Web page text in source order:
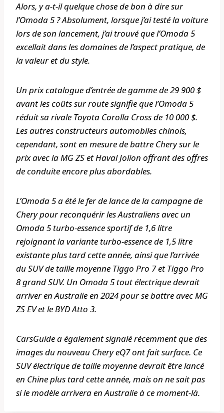
Alors, y a-t-il quelque chose de bon à dire sur
l’Omoda 5 ? Absolument, lorsque j’ai testé la voiture
lors de son lancement, j’ai trouvé que l’Omoda 5
excellait dans les domaines de l’aspect pratique, de
la valeur et du style.
Un prix catalogue d’entrée de gamme de 29 900 $
avant les coûts sur route signifie que l’Omoda 5
réduit sa rivale Toyota Corolla Cross de 10 000 $.
Les autres constructeurs automobiles chinois,
cependant, sont en mesure de battre Chery sur le
prix avec la MG ZS et Haval Jolion offrant des offres
de conduite encore plus abordables.
L’Omoda 5 a été le fer de lance de la campagne de
Chery pour reconquérir les Australiens avec un
Omoda 5 turbo-essence sportif de 1,6 litre
rejoignant la variante turbo-essence de 1,5 litre
existante plus tard cette année, ainsi que l’arrivée
du SUV de taille moyenne Tiggo Pro 7 et Tiggo Pro
8 grand SUV. Un Omoda 5 tout électrique devrait
arriver en Australie en 2024 pour se battre avec MG
ZS EV et le BYD Atto 3.
CarsGuidea également signalé récemment que des
images du nouveau Chery eQ7 ont fait surface. Ce
SUV électrique de taille moyenne devrait être lancé
en Chine plus tard cette année, mais on ne sait pas
si le modèle arrivera en Australie à ce moment-là.